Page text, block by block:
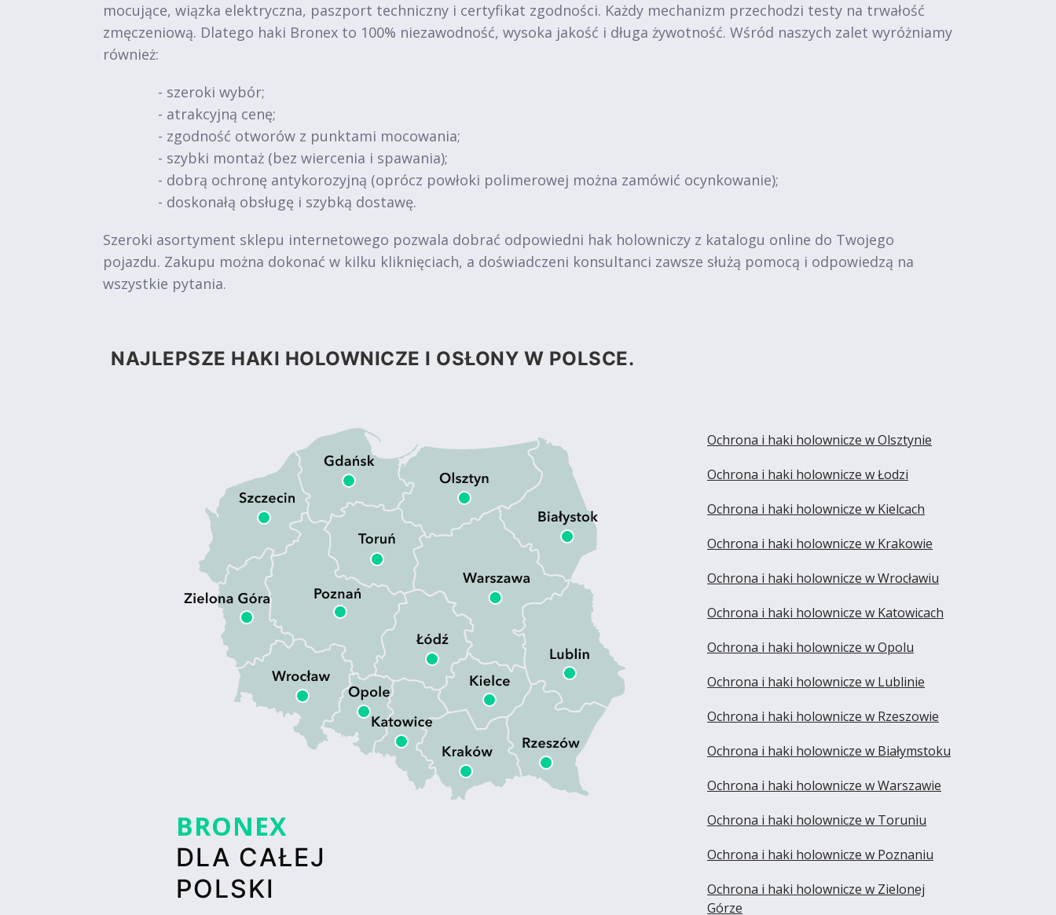
mocujące, wiązka elektryczna, paszport techniczny i certyfikat zgodności. Każdy mechanizm przechodzi testy na trwałość
zmęczeniową. Dlatego haki Bronex to 100% niezawodność, wysoka jakość i długa żywotność. Wśród naszych zalet wyróżniamy
również:
- szeroki wybór;
- atrakcyjną cenę;
- zgodność otworów z punktami mocowania;
- szybki montaż (bez wiercenia i spawania);
- dobrą ochronę antykorozyjną (oprócz powłoki polimerowej można zamówić ocynkowanie);
- doskonałą obsługę i szybką dostawę.
Szeroki asortyment sklepu internetowego pozwala dobrać odpowiedni hak holowniczy z katalogu online do Twojego
pojazdu. Zakupu można dokonać w kilku kliknięciach, a doświadczeni konsultanci zawsze służą pomocą i odpowiedzą na
wszystkie pytania.
NAJLEPSZE HAKI HOLOWNICZE I OSŁONY W POLSCE.
BRONEX
DLA CAŁEJ
POLSKI
Ochrona i haki holownicze w Olsztynie
Ochrona i haki holownicze w Łodzi
Ochrona i haki holownicze w Kielcach
Ochrona i haki holownicze w Krakowie
Ochrona i haki holownicze w Wrocławiu
Ochrona i haki holownicze w Katowicach
Ochrona i haki holownicze w Opolu
Ochrona i haki holownicze w Lublinie
Ochrona i haki holownicze w Rzeszowie
Ochrona i haki holownicze w Białymstoku
Ochrona i haki holownicze w Warszawie
Ochrona i haki holownicze w Toruniu
Ochrona i haki holownicze w Poznaniu
Ochrona i haki holownicze w Zielonej
Górze